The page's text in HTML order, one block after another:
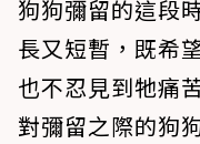
狗狗彌留的這段
長又短暫，既希
也不忍見到牠痛
對彌留之際的狗